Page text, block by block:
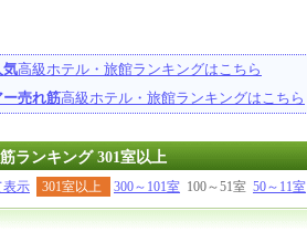
気高級ホテル・旅館ランキングはこちら
ー売れ筋高級ホテル・旅館ランキングはこちら
ランキング 301室以上
表示 301室以上 300～101室 100～51室 50～11室